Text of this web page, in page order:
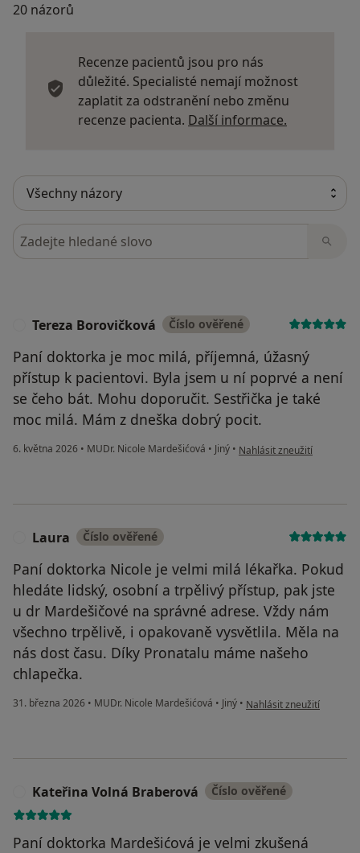
20 názorů
Recenze pacientů jsou pro nás
důležité. Specialisté nemají možnost
zaplatit za odstranění nebo změnu
recenze pacienta. Další informace.
Hledejte v názorech
Tereza Borovičková Číslo ověřené
Paní doktorka je moc milá, příjemná, úžasný
přístup k pacientovi. Byla jsem u ní poprvé a není
se čeho bát. Mohu doporučit. Sestřička je také
moc milá. Mám z dneška dobrý pocit.
6. května 2026 • MUDr. Nicole Mardešićová • Jiný • podle názoru uživatele
Nahlásit zneužití
Laura Číslo ověřené
Paní doktorka Nicole je velmi milá lékařka. Pokud
hledáte lidský, osobní a trpělivý přístup, pak jste
u dr Mardešičové na správné adrese. Vždy nám
všechno trpělivě, i opakovaně vysvětlila. Měla na
nás dost času. Díky Pronatalu máme našeho
chlapečka.
31. března 2026 • MUDr. Nicole Mardešićová • Jiný • podle názoru uživatele
Nahlásit zneužití
Kateřina Volná Braberová Číslo ověřené
Paní doktorka Mardešićová je velmi zkušená